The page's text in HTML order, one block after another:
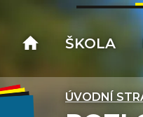
ŠKOLA
ÚVODNÍ